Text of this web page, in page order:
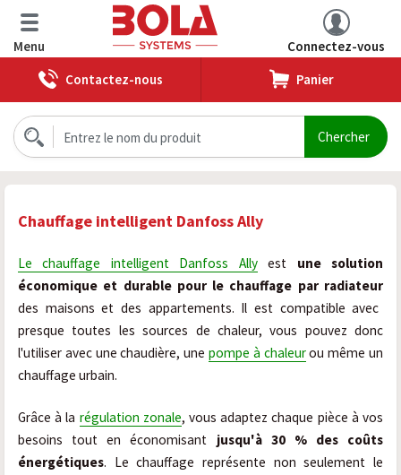
Menu
Connectez-vous
Contactez-nous
Panier
Chauffage intelligent Danfoss Ally
Le chauffage intelligent Danfoss Allyest une solution
économique et durable pour le chauffage par radiateur
des maisons et des appartements. Il est compatible avec
presque toutes les sources de chaleur, vous pouvez donc
l'utiliser avec une chaudière, une pompe à chaleurou même un
chauffage urbain.
Grâce à la régulation zonale, vous adaptez chaque pièce à vos
besoins tout en économisant jusqu'à 30 % des coûts
énergétiques. Le chauffage représente non seulement le